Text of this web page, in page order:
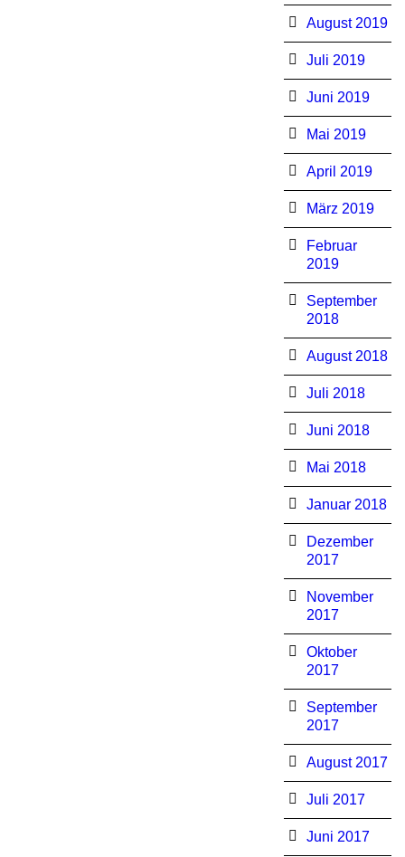
August 2019
Juli 2019
Juni 2019
Mai 2019
April 2019
März 2019
Februar
2019
September
2018
August 2018
Juli 2018
Juni 2018
Mai 2018
Januar 2018
Dezember
2017
November
2017
Oktober
2017
September
2017
August 2017
Juli 2017
Juni 2017